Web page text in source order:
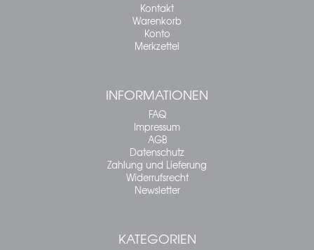
Kontakt
Warenkorb
Konto
Merkzettel
INFORMATIONEN
FAQ
Impressum
AGB
Datenschutz
Zahlung und Lieferung
Widerrufsrecht
Newsletter
KATEGORIEN